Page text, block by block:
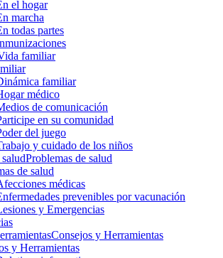
el hogar
marcha
todas partes
familiar
familiar
médico
de comunicación
en su comunidad
del juego
y cuidado de los niños
Problemas de salud
de salud
médicas
prevenibles por vacunación
y Emergencias
Consejos y Herramientas
y Herramientas